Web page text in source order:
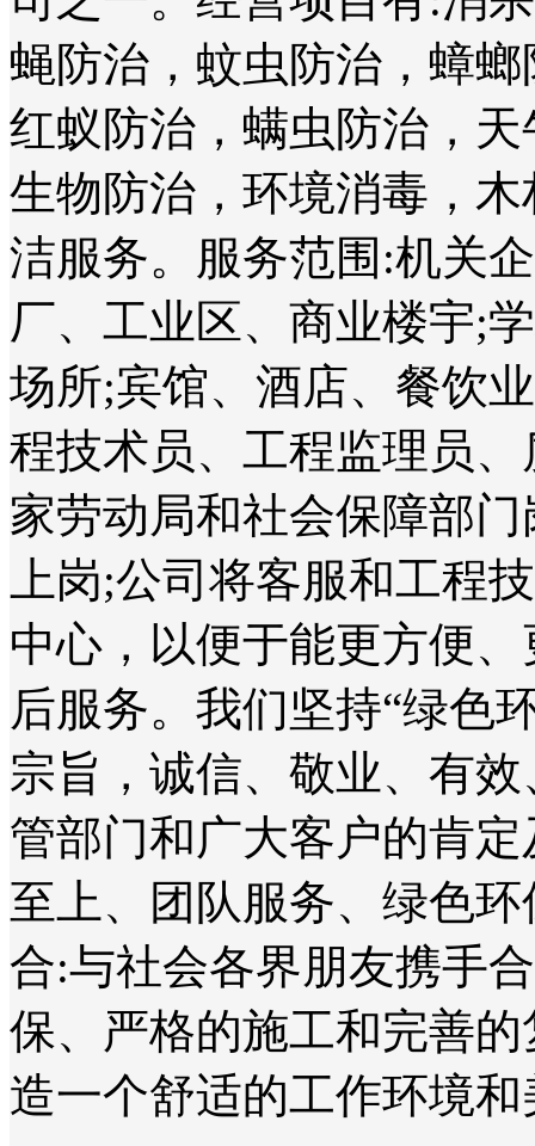
蝇防治，蚊虫防治，蟑
红蚁防治，螨虫防治，
生物防治，环境消毒，
洁服务。服务范围:机关
厂、工业区、商业楼宇;
场所;宾馆、酒店、餐饮
程技术员、工程监理员
家劳动局和社会保障部
上岗;公司将客服和工程
中心，以便于能更方便
后服务。我们坚持“绿色
宗旨，诚信、敬业、有
管部门和广大客户的肯
至上、团队服务、绿色
合:与社会各界朋友携手
保、严格的施工和完善
造一个舒适的工作环境